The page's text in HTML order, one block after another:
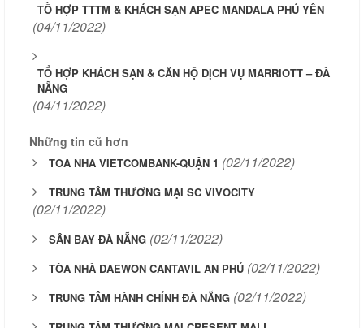
TỒ HỢP TTTM & KHÁCH SẠN APEC MANDALA PHÚ YÊN
(04/11/2022)
TỔ HỢP KHÁCH SẠN & CĂN HỘ DỊCH VỤ MARRIOTT – ĐÀ
NẴNG
(04/11/2022)
Những tin cũ hơn
TÒA NHÀ VIETCOMBANK-QUẬN 1 (02/11/2022)
TRUNG TÂM THƯƠNG MẠI SC VIVOCITY
(02/11/2022)
SÂN BAY ĐÀ NẴNG (02/11/2022)
TÒA NHÀ DAEWON CANTAVIL AN PHÚ (02/11/2022)
TRUNG TÂM HÀNH CHÍNH ĐÀ NẴNG (02/11/2022)